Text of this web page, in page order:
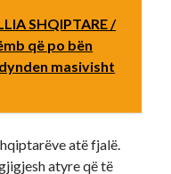
SHQIPTARE /
që po bën
masivisht
atë fjalë.
atyre që të